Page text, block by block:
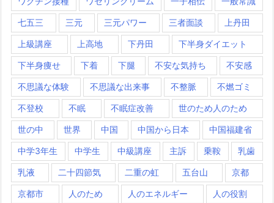
七五三 三元 三元パワー 三者面談 上丹田
上級講座 上高地 下丹田 下半身ダイエット
下半身痩せ 下着 下腿 不安な気持ち 不安感
不思議な体験 不思議な出来事 不整脈 不燃ゴミ
不登校 不眠 不眠症改善 世のため人のため
世の中 世界 中国 中国から日本 中国福建省
中学3年生 中学生 中級講座 主訴 乗鞍 乳歯
乳液 二十四節気 二重の虹 五台山 京都
京都市 人のため 人のエネルギー 人の役割